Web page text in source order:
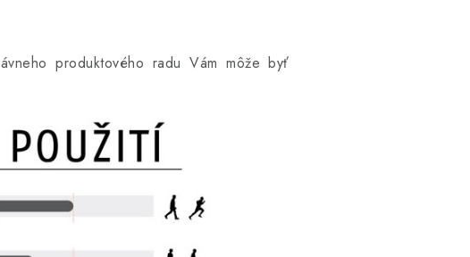
produktového radu Vám môže byť